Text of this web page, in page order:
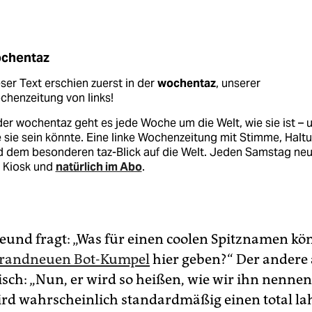
Text erschien zuerst in derwochentaz, unserer
von links!
wochentaz geht es jede Woche um die Welt, wie sie ist –
sie sein könnte. Eine linke Wochenzeitung mit Stimme,
dem besonderen taz-Blick auf die Welt. Jeden Samstag neu
und natürlich im Abo.
fragt: „Was für einen coolen Spitznamen
Bot-Kumpelhier geben?“ Der
„Nun, er wird so heißen, wie wir ihn
wahrscheinlich standardmäßig einen total